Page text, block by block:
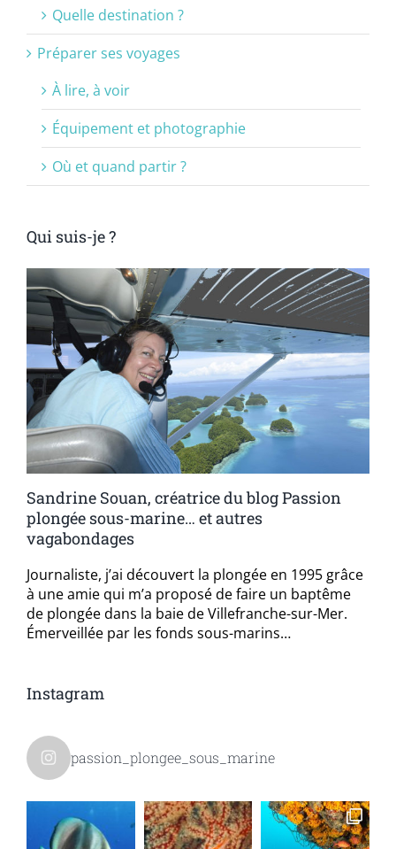
Quelle destination ?
Préparer ses voyages
À lire, à voir
Équipement et photographie
Où et quand partir ?
Qui suis-je ?
Sandrine Souan, créatrice du blog Passion
plongée sous-marine… et autres
vagabondages
Journaliste, j’ai découvert la plongée en 1995 grâce
à une amie qui m’a proposé de faire un baptême
de plongée dans la baie de Villefranche-sur-Mer.
Émerveillée par les fonds sous-marins…
Instagram
passion_plongee_sous_marine